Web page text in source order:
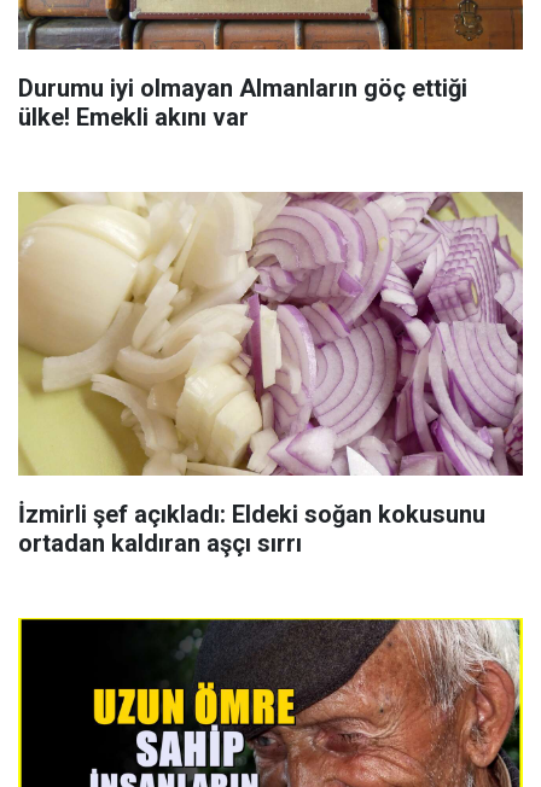
Durumu iyi olmayan Almanların göç ettiği
ülke! Emekli akını var
İzmirli şef açıkladı: Eldeki soğan kokusunu
ortadan kaldıran aşçı sırrı